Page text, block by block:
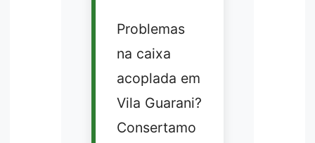
Problemas
na caixa
acoplada em
Vila Guarani?
Consertamo